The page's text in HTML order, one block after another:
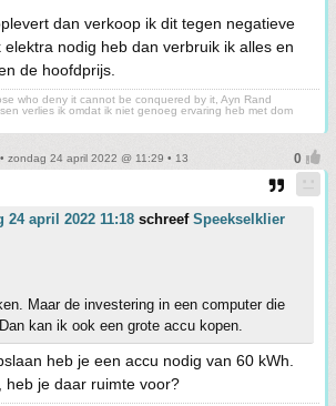
dan verkoop ik dit tegen negatieve
elektra nodig heb dan verbruik ik alles en
de hoofdprijs.
who deny it cannot be conquered by it, Ayn Rand
verlies ik omdat ik niet genoeg ervaring heb met dom
• zondag 24 april 2022 @ 11:29 • 13
24 april 2022 11:18 schreef Speekselklier
Maar de investering in een computer die
kan ik ook een grote accu kopen.
heb je een accu nodig van 60 kWh.
heb je daar ruimte voor?